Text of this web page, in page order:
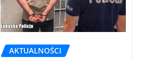
AKTUALNOŚCI